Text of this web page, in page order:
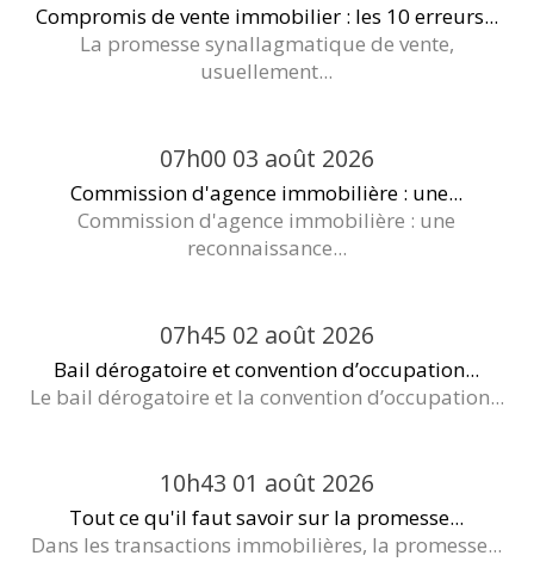
Compromis de vente immobilier : les 10 erreurs...
La promesse synallagmatique de vente,
usuellement...
07h00 03 août 2026
Commission d'agence immobilière : une...
Commission d'agence immobilière : une
reconnaissance...
07h45 02 août 2026
Bail dérogatoire et convention d’occupation...
Le bail dérogatoire et la convention d’occupation...
10h43 01 août 2026
Tout ce qu'il faut savoir sur la promesse...
Dans les transactions immobilières, la promesse...